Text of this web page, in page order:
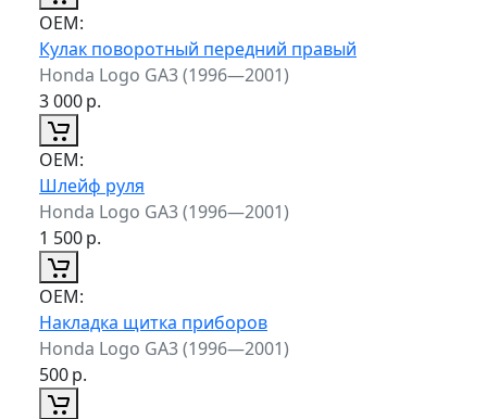
ОЕМ:
Кулак поворотный передний правый
Honda Logo GA3 (1996—2001)
3 000р.
ОЕМ:
Шлейф руля
Honda Logo GA3 (1996—2001)
1 500р.
ОЕМ:
Накладка щитка приборов
Honda Logo GA3 (1996—2001)
500р.